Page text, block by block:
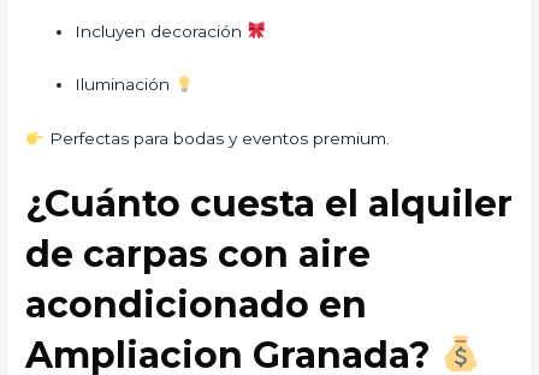
Incluyen decoración
Iluminación
Perfectas para bodas y eventos premium.
¿Cuánto cuesta el alquiler
de carpas con aire
acondicionado en
Ampliacion Granada?